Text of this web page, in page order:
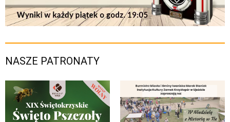
NASZE PATRONATY